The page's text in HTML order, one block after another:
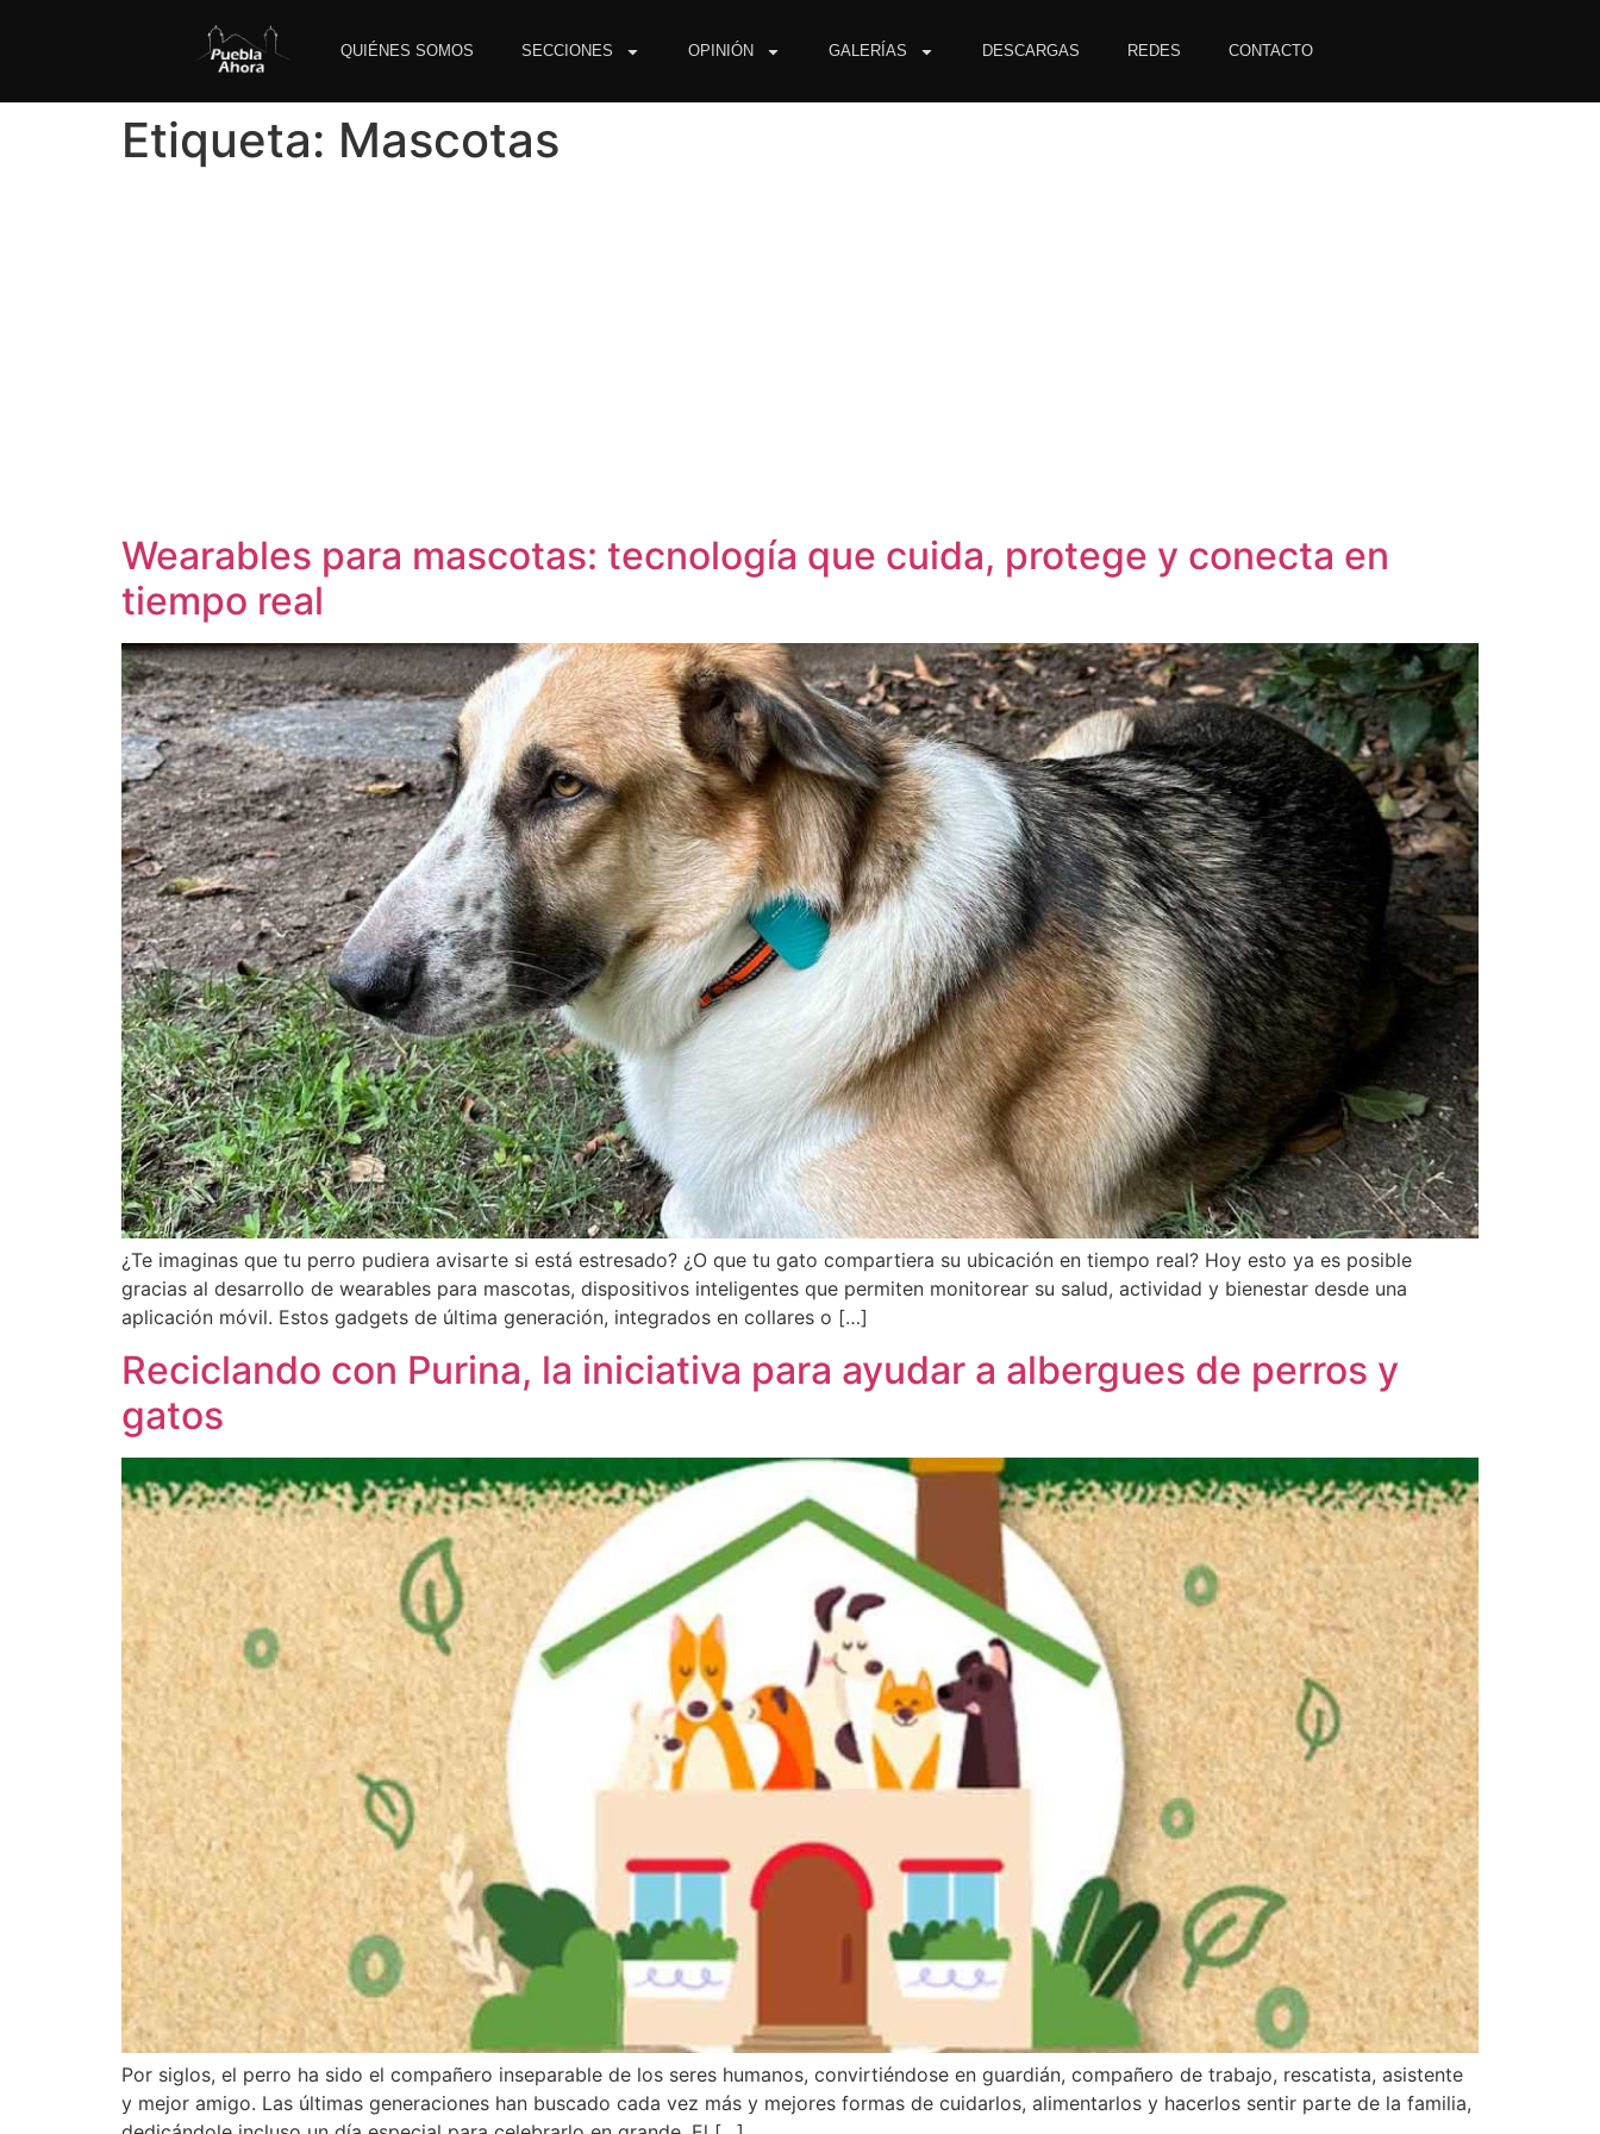
QUIÉNES SOMOS SECCIONES OPINIÓN GALERÍAS DESCARGAS REDES CONTACTO
Etiqueta: Mascotas
Wearables para mascotas: tecnología que cuida, protege y conecta en
tiempo real
¿Te imaginas que tu perro pudiera avisarte si está estresado? ¿O que tu gato compartiera su ubicación en tiempo real? Hoy esto ya es posible
gracias al desarrollo de wearables para mascotas, dispositivos inteligentes que permiten monitorear su salud, actividad y bienestar desde una
aplicación móvil. Estos gadgets de última generación, integrados en collares o […]
Reciclando con Purina, la iniciativa para ayudar a albergues de perros y
gatos
Por siglos, el perro ha sido el compañero inseparable de los seres humanos, convirtiéndose en guardián, compañero de trabajo, rescatista, asistente
y mejor amigo. Las últimas generaciones han buscado cada vez más y mejores formas de cuidarlos, alimentarlos y hacerlos sentir parte de la familia,